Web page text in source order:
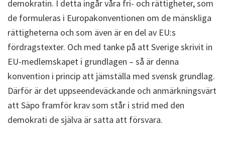
demokratin. I detta ingår våra fri- och rättigheter, som
de formuleras i Europakonventionen om de mänskliga
rättigheterna och som även är en del av EU:s
fördragstexter. Och med tanke på att Sverige skrivit in
EU-medlemskapet i grundlagen – så är denna
konvention i princip att jämställa med svensk grundlag.
Därför är det uppseendeväckande och anmärkningsvärt
att Säpo framför krav som står i strid med den
demokrati de själva är satta att försvara.